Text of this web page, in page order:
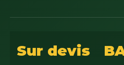
Sur devis